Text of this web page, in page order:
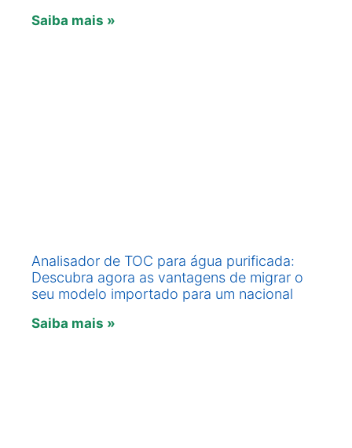
Saiba mais »
Analisador de TOC para água purificada:
Descubra agora as vantagens de migrar o
seu modelo importado para um nacional
Saiba mais »